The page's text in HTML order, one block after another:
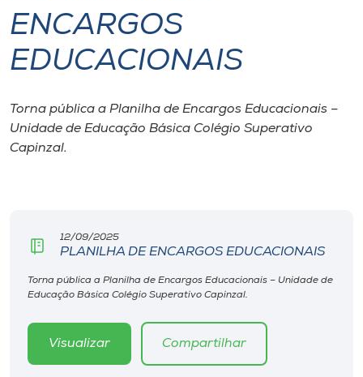
I.nova
Cultura
Editora
Rádio
ENCARGOS
EDUCACIONAIS
Torna pública a Planilha de Encargos Educacionais –
Unidade de Educação Básica Colégio Superativo
Capinzal.
12/09/2025
PLANILHA DE ENCARGOS EDUCACIONAIS
Torna pública a Planilha de Encargos Educacionais – Unidade de
Educação Básica Colégio Superativo Capinzal.
Visualizar Compartilhar